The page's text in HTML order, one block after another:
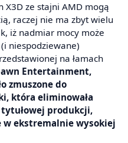
raczej nie ma zbyt wielu
iż nadmiar mocy może
niespodziewane)
na łamach
Entertainment,
zmuszone do
która eliminowała
produkcji,
w ekstremalnie wysokiej